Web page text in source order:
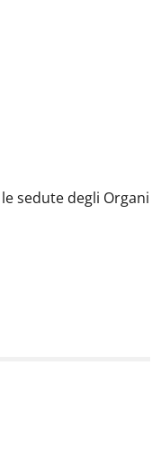
sedute degli Organi